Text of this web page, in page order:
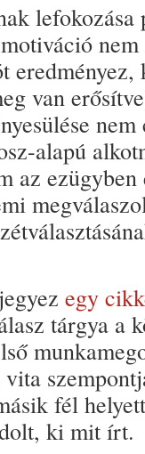
van
alapú
az ezügyben
egy
tárgya a
vita
fél
ki mit írt.